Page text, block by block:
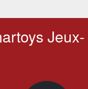
Jeux-